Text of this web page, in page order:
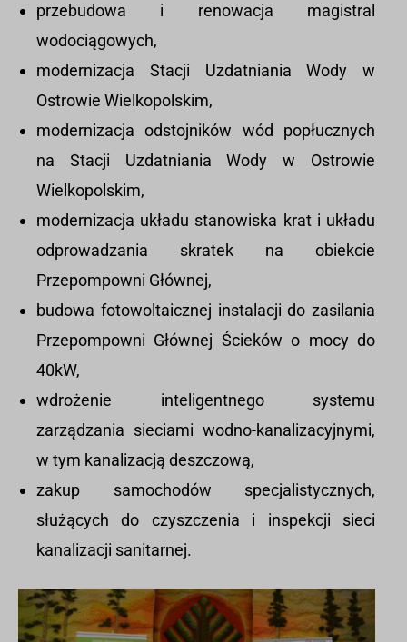
przebudowa i renowacja magistral
wodociągowych,
modernizacja Stacji Uzdatniania Wody w
Ostrowie Wielkopolskim,
modernizacja odstojników wód popłucznych
na Stacji Uzdatniania Wody w Ostrowie
Wielkopolskim,
modernizacja układu stanowiska krat i układu
odprowadzania skratek na obiekcie
Przepompowni Głównej,
budowa fotowoltaicznej instalacji do zasilania
Przepompowni Głównej Ścieków o mocy do
40kW,
wdrożenie inteligentnego systemu
zarządzania sieciami wodno-kanalizacyjnymi,
w tym kanalizacją deszczową,
zakup samochodów specjalistycznych,
służących do czyszczenia i inspekcji sieci
kanalizacji sanitarnej.